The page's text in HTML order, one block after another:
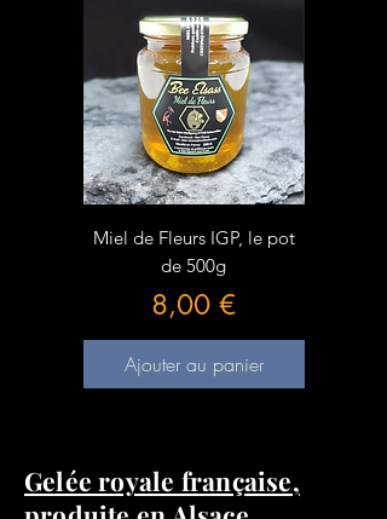
Miel de Fleurs IGP, le pot
de 500g
Prix
8,00 €
Ajouter au panier
Gelée royale française,